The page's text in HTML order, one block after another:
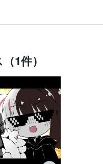
。さま (@p_ma_ru)
| HDX
ヤホン
やイヤホンを所持されており
メージが更に掴みやすくなり
/ ATH-M50x
MG PRO
PRO
1件）